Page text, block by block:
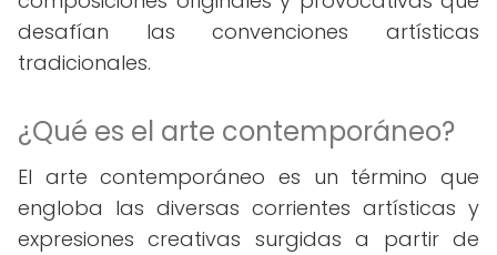
desafían las convenciones artísticas
tradicionales.
¿Qué es el arte contemporáneo?
El arte contemporáneo es un término que
engloba las diversas corrientes artísticas y
expresiones creativas surgidas a partir de